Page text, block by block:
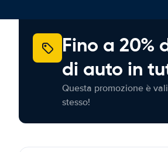
Fino a 20%
di auto in
Questa promozione è
stesso!